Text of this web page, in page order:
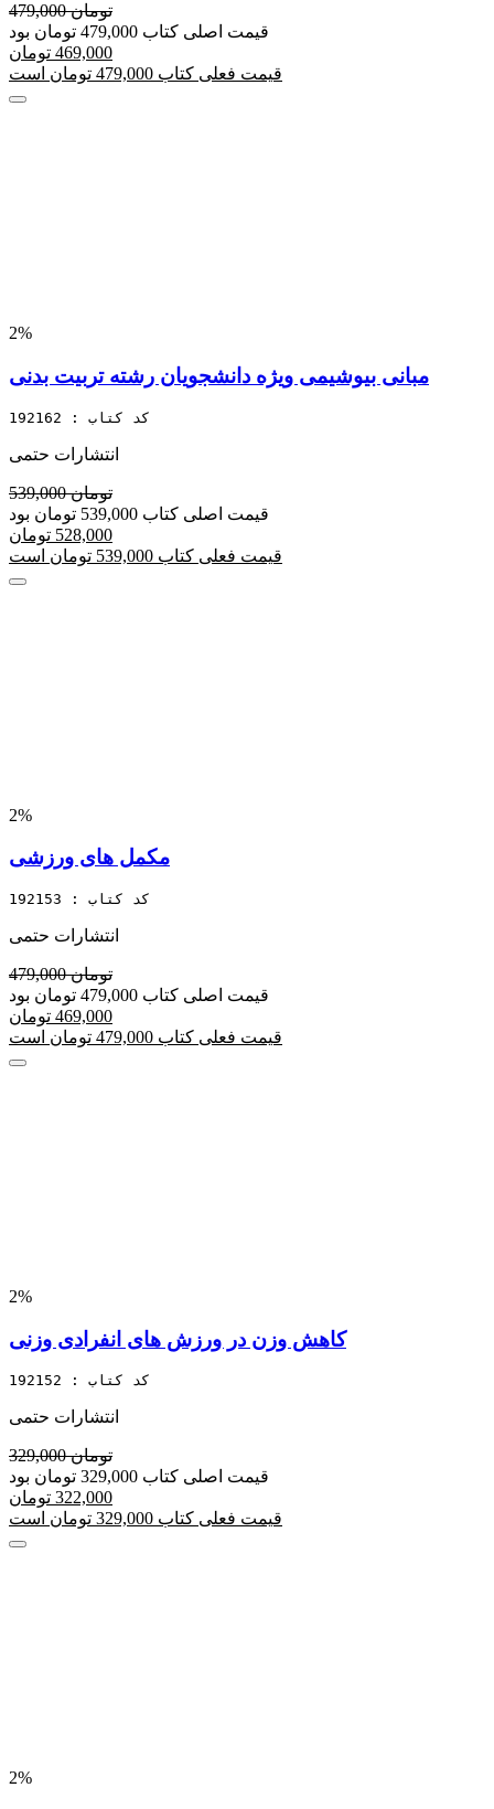
479,000 تومان
قیمت اصلی کتاب 479,000 تومان بود
469,000 تومان
قیمت فعلی کتاب 479,000 تومان است
2%
مبانی بیوشیمی ویژه دانشجویان رشته تربیت بدنی
کد کتاب : 192162
انتشارات حتمی
539,000 تومان
قیمت اصلی کتاب 539,000 تومان بود
528,000 تومان
قیمت فعلی کتاب 539,000 تومان است
2%
مکمل های ورزشی
کد کتاب : 192153
انتشارات حتمی
479,000 تومان
قیمت اصلی کتاب 479,000 تومان بود
469,000 تومان
قیمت فعلی کتاب 479,000 تومان است
2%
کاهش وزن در ورزش های انفرادی وزنی
کد کتاب : 192152
انتشارات حتمی
329,000 تومان
قیمت اصلی کتاب 329,000 تومان بود
322,000 تومان
قیمت فعلی کتاب 329,000 تومان است
2%